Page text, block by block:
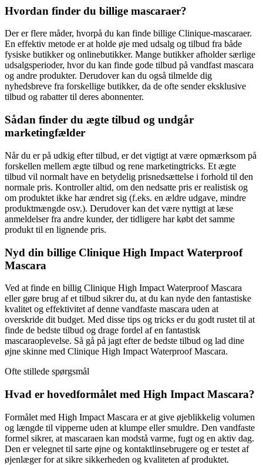
Hvordan finder du billige mascaraer?
Der er flere måder, hvorpå du kan finde billige Clinique-mascaraer.
En effektiv metode er at holde øje med udsalg og tilbud fra både
fysiske butikker og onlinebutikker. Mange butikker afholder særlige
udsalgsperioder, hvor du kan finde gode tilbud på vandfast mascara
og andre produkter. Derudover kan du også tilmelde dig
nyhedsbreve fra forskellige butikker, da de ofte sender eksklusive
tilbud og rabatter til deres abonnenter.
Sådan finder du ægte tilbud og undgår
marketingfælder
Når du er på udkig efter tilbud, er det vigtigt at være opmærksom på
forskellen mellem ægte tilbud og rene marketingtricks. Et ægte
tilbud vil normalt have en betydelig prisnedsættelse i forhold til den
normale pris. Kontroller altid, om den nedsatte pris er realistisk og
om produktet ikke har ændret sig (f.eks. en ældre udgave, mindre
produktmængde osv.). Derudover kan det være nyttigt at læse
anmeldelser fra andre kunder, der tidligere har købt det samme
produkt til en lignende pris.
Nyd din billige Clinique High Impact Waterproof
Mascara
Ved at finde en billig Clinique High Impact Waterproof Mascara
eller gøre brug af et tilbud sikrer du, at du kan nyde den fantastiske
kvalitet og effektivitet af denne vandfaste mascara uden at
overskride dit budget. Med disse tips og tricks er du godt rustet til at
finde de bedste tilbud og drage fordel af en fantastisk
mascaraoplevelse. Så gå på jagt efter de bedste tilbud og lad dine
øjne skinne med Clinique High Impact Waterproof Mascara.
Ofte stillede spørgsmål
Hvad er hovedformålet med High Impact Mascara?
Formålet med High Impact Mascara er at give øjeblikkelig volumen
og længde til vipperne uden at klumpe eller smuldre. Den vandfaste
formel sikrer, at mascaraen kan modstå varme, fugt og en aktiv dag.
Den er velegnet til sarte øjne og kontaktlinsebrugere og er testet af
øjenlæger for at sikre sikkerheden og kvaliteten af produktet.